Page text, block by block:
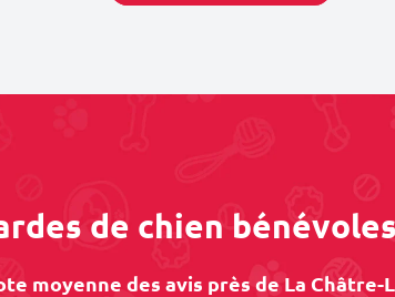
de chien
moyenne des avis près de La Châtre-